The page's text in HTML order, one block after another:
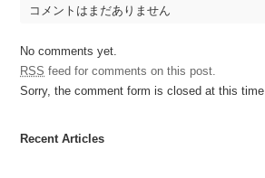
コメントはまだありません
No comments yet.
RSS feed for comments on this post.
Sorry, the comment form is closed at this time.
Recent Articles